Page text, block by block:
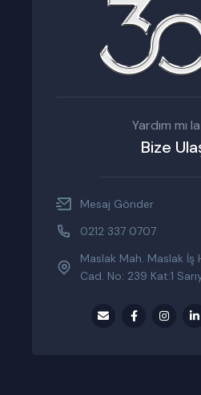
Yardım mı
Bize
Mesaj Gönder
0212 337 0707
Maslak Mah. Maslak İş
Cad. No: 239 Kat:1